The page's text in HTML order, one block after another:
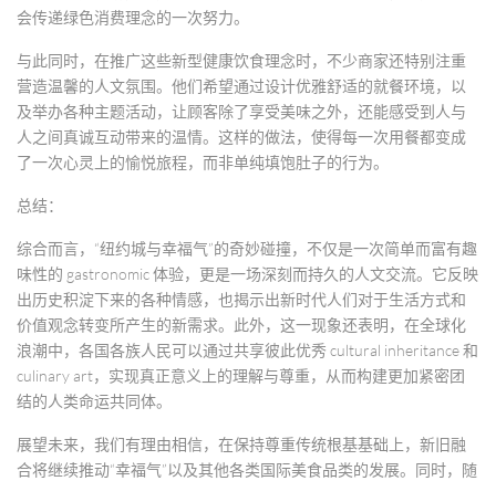
会传递绿色消费理念的一次努力。
与此同时，在推广这些新型健康饮食理念时，不少商家还特别注重
营造温馨的人文氛围。他们希望通过设计优雅舒适的就餐环境，以
及举办各种主题活动，让顾客除了享受美味之外，还能感受到人与
人之间真诚互动带来的温情。这样的做法，使得每一次用餐都变成
了一次心灵上的愉悦旅程，而非单纯填饱肚子的行为。
总结：
综合而言，“纽约城与幸福气”的奇妙碰撞，不仅是一次简单而富有趣
味性的 gastronomic 体验，更是一场深刻而持久的人文交流。它反映
出历史积淀下来的各种情感，也揭示出新时代人们对于生活方式和
价值观念转变所产生的新需求。此外，这一现象还表明，在全球化
浪潮中，各国各族人民可以通过共享彼此优秀 cultural inheritance 和
culinary art，实现真正意义上的理解与尊重，从而构建更加紧密团
结的人类命运共同体。
展望未来，我们有理由相信，在保持尊重传统根基基础上，新旧融
合将继续推动“幸福气”以及其他各类国际美食品类的发展。同时，随